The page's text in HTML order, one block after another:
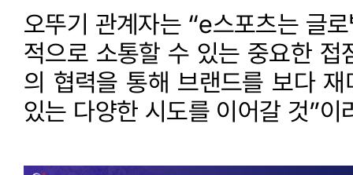
오뚜기 관계자는 “e스포츠는 글
적으로 소통할 수 있는 중요한 접
의 협력을 통해 브랜드를 보다
있는 다양한 시도를 이어갈 것”이